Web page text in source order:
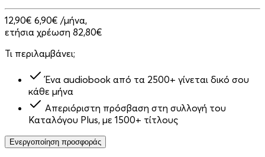
12,90€ 6,90€ /μήνα,
ετήσια χρέωση 82,80€
Τι περιλαμβάνει;
Ένα audiobook από τα 2500+ γίνεται δικό σου
κάθε μήνα
Απεριόριστη πρόσβαση στη συλλογή του
Καταλόγου Plus, με 1500+ τίτλους
Ενεργοποίηση προσφοράς